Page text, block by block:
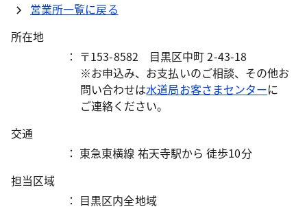
営業所一覧に戻る
所在地
： 〒153-8582 目黒区中町 2-43-18
※お申込み、お支払いのご相談、その他お
問い合わせは水道局お客さまセンターに
ご連絡ください。
交通
： 東急東横線 祐天寺駅から 徒歩10分
担当区域
： 目黒区内全地域